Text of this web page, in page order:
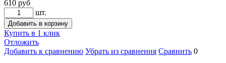
610 руб
шт.
Добавить в корзину
Купить в 1 клик
Отложить
Добавить к сравнению Убрать из сравнения Сравнить 0